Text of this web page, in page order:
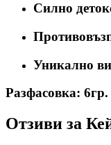
Силно
Уникално
Разфасовка: 6гр.
Отзиви за